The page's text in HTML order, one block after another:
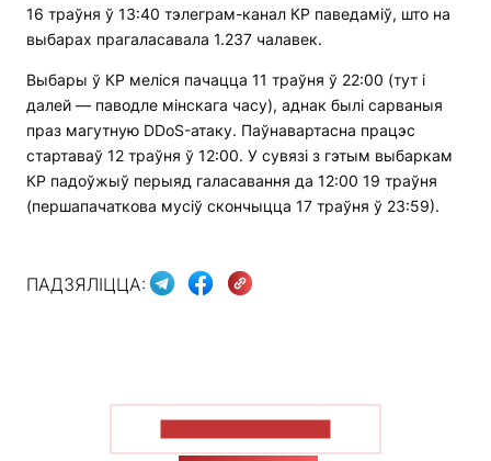
16 траўня ў 13:40 тэлеграм-канал КР паведаміў, што на
выбарах прагаласавала 1.237 чалавек.
Выбары ў КР меліся пачацца 11 траўня ў 22:00 (тут і
далей — паводле мінскага часу), аднак былі сарваныя
праз магутную DDoS-атаку. Паўнавартасна працэс
стартаваў 12 траўня ў 12:00. У сувязі з гэтым выбаркам
КР падоўжыў перыяд галасавання да 12:00 19 траўня
(першапачаткова мусіў скончыцца 17 траўня ў 23:59).
ПАДЗЯЛІЦЦА: